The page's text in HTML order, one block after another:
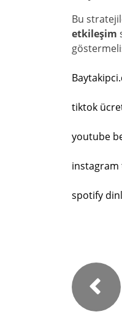
Bu
etkileşim
tiktok
youtube
instagram
spotify